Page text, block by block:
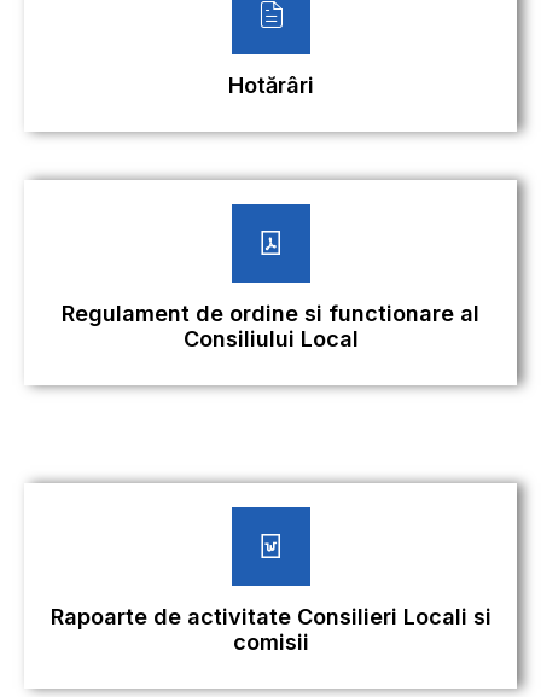
Hotărâri
Regulament de ordine si functionare al
Consiliului Local
Rapoarte de activitate Consilieri Locali si
comisii